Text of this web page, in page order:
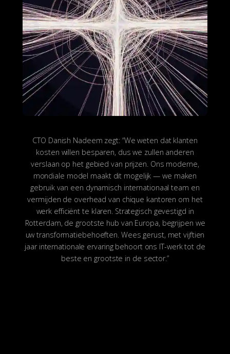
CTO Danish Nadeem zegt: “We weten dat klanten
kosten willen besparen, dus we zullen anderen
verslaan op het gebied van prijzen. Ons moderne,
mondiale model maakt dit mogelijk — we maken
gebruik van een dynamisch internationaal team en
vermijden de overhead van chique kantoren om het
werk efficiënt te klaren. Strategisch gevestigd in
Rotterdam, de grootste hub van Europa, begrijpen we
uw transformatiebehoeften. Wees gerust, met vijftien
jaar internationale ervaring behoort ons IT-werk tot de
beste en grootste in de sector.”